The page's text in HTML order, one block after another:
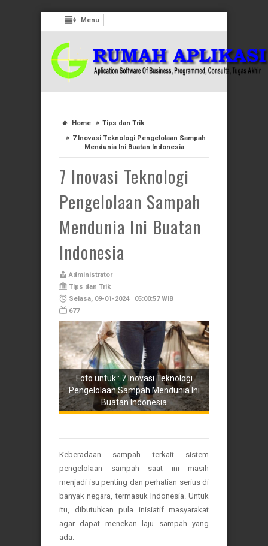
Menu
Home
Tips dan Trik
7 Inovasi Teknologi Pengelolaan Sampah
Mendunia Ini Buatan Indonesia
7 Inovasi Teknologi
Pengelolaan Sampah
Mendunia Ini Buatan
Indonesia
Administrator
Tips dan Trik
Selasa, 09-01-2024 | 05:00:57 WIB
677
Foto untuk : 7 Inovasi Teknologi
Pengelolaan Sampah Mendunia Ini
Buatan Indonesia
Keberadaan sampah terkait sistem
pengelolaan sampah saat ini masih
menjadi isu penting dan perhatian serius di
banyak negara, termasuk Indonesia. Untuk
itu, dibutuhkan pula inisiatif masyarakat
agar dapat menekan laju sampah yang
ada.